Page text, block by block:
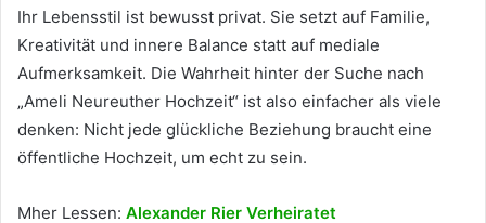
Ihr Lebensstil ist bewusst privat. Sie setzt auf Familie,
Kreativität und innere Balance statt auf mediale
Aufmerksamkeit. Die Wahrheit hinter der Suche nach
„Ameli Neureuther Hochzeit“ ist also einfacher als viele
denken: Nicht jede glückliche Beziehung braucht eine
öffentliche Hochzeit, um echt zu sein.
Mher Lessen: Alexander Rier Verheiratet